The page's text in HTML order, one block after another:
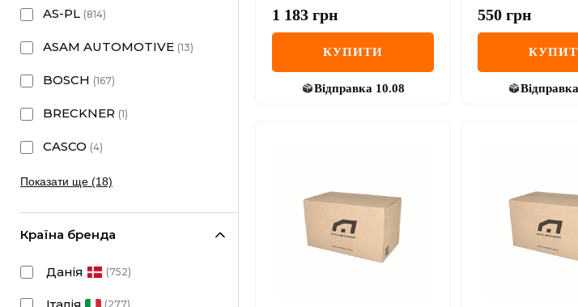
AS-PL (814)
ASAM AUTOMOTIVE (13)
BOSCH (167)
BRECKNER (1)
CASCO (4)
Показати ще (18)
Країна бренда
Данія (752)
(277)
1 183 грн
КУПИТИ
Відправка 10.08
550 грн
Відправка